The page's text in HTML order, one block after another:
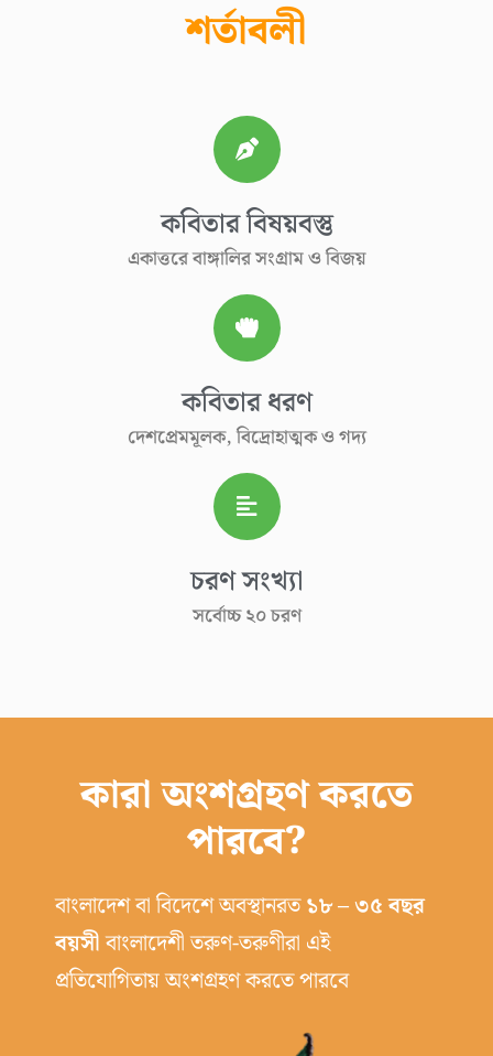
শর্তাবলী
কবিতার বিষয়বস্তু
একাত্তরে বাঙ্গালির সংগ্রাম ও বিজয়​
কবিতার ধরণ
দেশপ্রেমমূলক, বিদ্রোহাত্মক ও গদ্য
চরণ সংখ্যা
সর্বোচ্চ ২০ চরণ
কারা অংশগ্রহণ করতে
পারবে?
বাংলাদেশ বা বিদেশে অবস্থানরত১৮ – ৩৫ বছর
বয়সীবাংলাদেশী তরুণ-তরুণীরা এই
প্রতিযোগিতায় অংশগ্রহণ করতে পারবে